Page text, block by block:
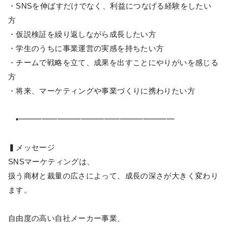
・SNSを伸ばすだけでなく、利益につなげる経験をしたい
方
・仮説検証を繰り返しながら成長したい方
・学生のうちに事業運営の実感を持ちたい方
・チームで戦略を立て、成果を出すことにやりがいを感じる
方
・将来、マーケティングや事業づくりに携わりたい方
▪━━━━━━━━━━━━━━━━━━━━
▍メッセージ
SNSマーケティングは、
扱う商材と裁量の広さによって、成長の深さが大きく変わり
ます。
自由度の高い自社メーカー事業、